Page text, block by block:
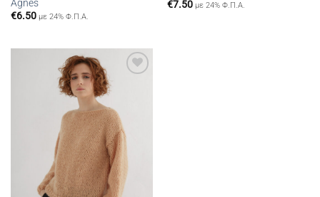
Agnes
€6.50 με 24% Φ.Π.Α.
€7.50 με 24% Φ.Π.Α.